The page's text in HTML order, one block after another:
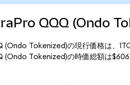
QQQ (Ondo
Tokenized)の現行価格は、
(Ondo Tokenized)の時価総額は